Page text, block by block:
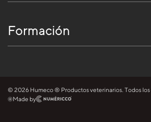
Formación
© 2026 Humeco ® Productos veterinarios. Todos los
Made by